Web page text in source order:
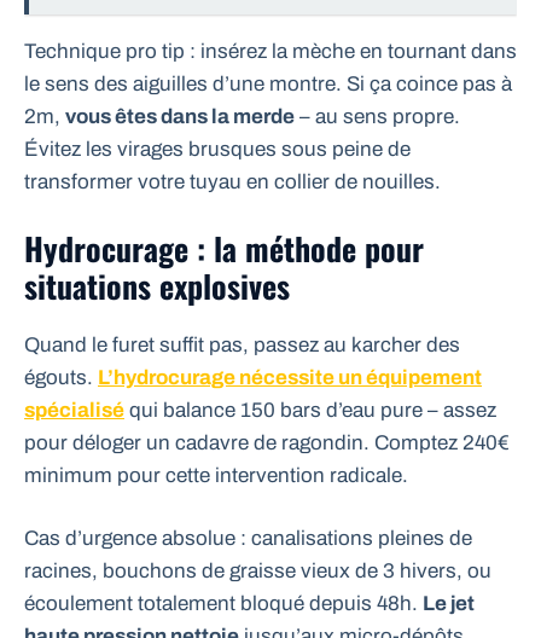
Technique pro tip : insérez la mèche en tournant dans
le sens des aiguilles d’une montre. Si ça coince pas à
2m, vous êtes dans la merde – au sens propre.
Évitez les virages brusques sous peine de
transformer votre tuyau en collier de nouilles.
Hydrocurage : la méthode pour
situations explosives
Quand le furet suffit pas, passez au karcher des
égouts. L’hydrocurage nécessite un équipement
spécialisé qui balance 150 bars d’eau pure – assez
pour déloger un cadavre de ragondin. Comptez 240€
minimum pour cette intervention radicale.
Cas d’urgence absolue : canalisations pleines de
racines, bouchons de graisse vieux de 3 hivers, ou
écoulement totalement bloqué depuis 48h. Le jet